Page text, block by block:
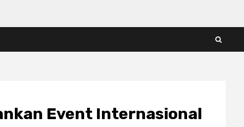
Event Internasional